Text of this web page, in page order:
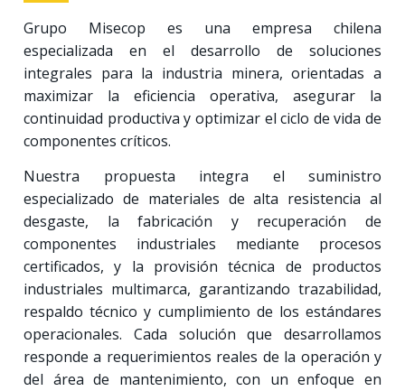
Grupo Misecop es una empresa chilena
especializada en el desarrollo de soluciones
integrales para la industria minera, orientadas a
maximizar la eficiencia operativa, asegurar la
continuidad productiva y optimizar el ciclo de vida de
componentes críticos.
Nuestra propuesta integra el suministro
especializado de materiales de alta resistencia al
desgaste, la fabricación y recuperación de
componentes industriales mediante procesos
certificados, y la provisión técnica de productos
industriales multimarca, garantizando trazabilidad,
respaldo técnico y cumplimiento de los estándares
operacionales. Cada solución que desarrollamos
responde a requerimientos reales de la operación y
del área de mantenimiento, con un enfoque en